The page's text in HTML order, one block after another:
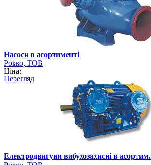
Насоси в асортименті
Рокко, ТОВ
Ціна:
Перегляд
Електродвигуни вибухозахисні в асортим.